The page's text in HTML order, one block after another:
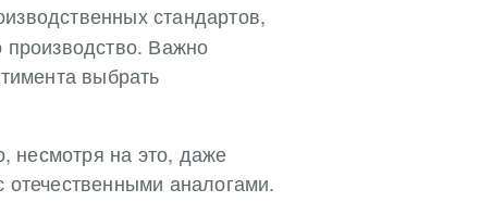
стандартов,
Важно
выбрать
несмотря на это, даже
отечественными аналогами.